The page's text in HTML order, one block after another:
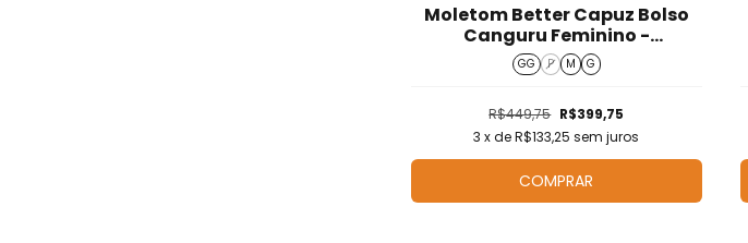
Moletom Better Capuz Bolso
Canguru Feminino -
M526003
GG P M G
R$449,75 R$399,75
3 x deR$133,25 sem juros
COMPRAR